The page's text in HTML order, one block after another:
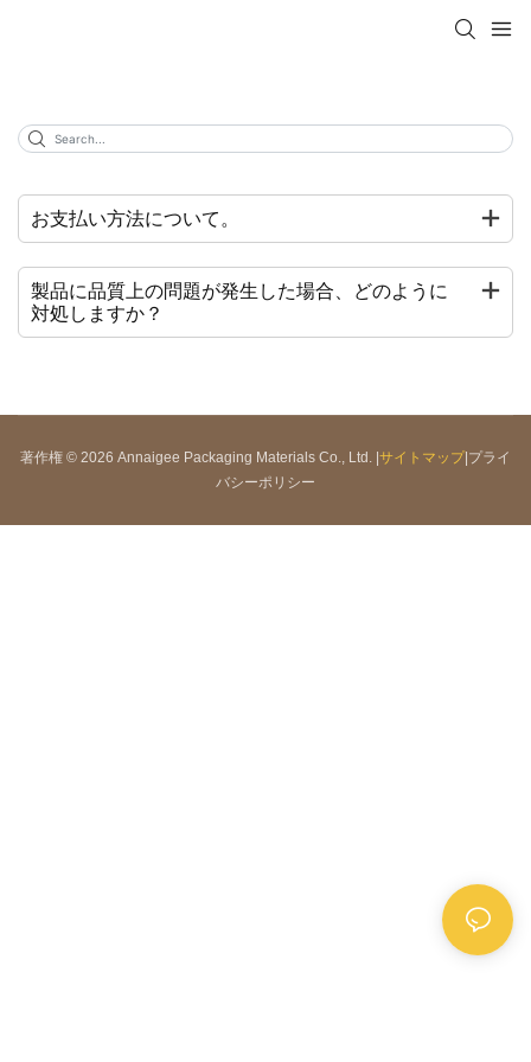
お支払い方法について。
製品に品質上の問題が発生した場合、どのように
対処しますか？
著作権 © 2026 Annaigee Packaging Materials Co., Ltd. | サイトマップ プライ
バシーポリシー